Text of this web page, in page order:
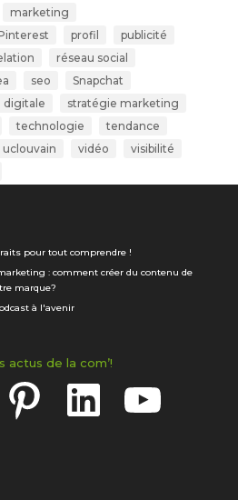
marketing
profil
publicité
réseau social
seo
Snapchat
digitale
stratégie marketing
technologie
tendance
uclouvain vidéo
visibilité
pour tout comprendre !
: comment créer du contenu de
marque?
à l'avenir
actus de la com’!
Pinterest LinkedIn